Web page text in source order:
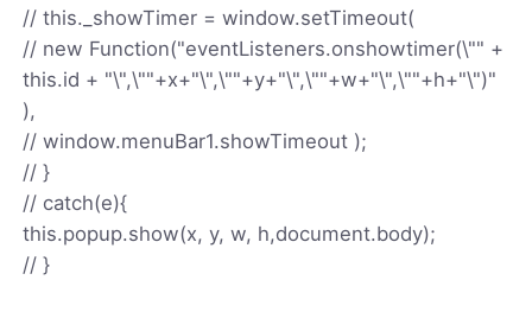
// this._showTimer = window.setTimeout(
// new Function("eventListeners.onshowtimer(\"" +
this.id + "\",\""+x+"\",\""+y+"\",\""+w+"\",\""+h+"\")"
),
// window.menuBar1.showTimeout );
// }
// catch(e){
this.popup.show(x, y, w, h,document.body);
// }